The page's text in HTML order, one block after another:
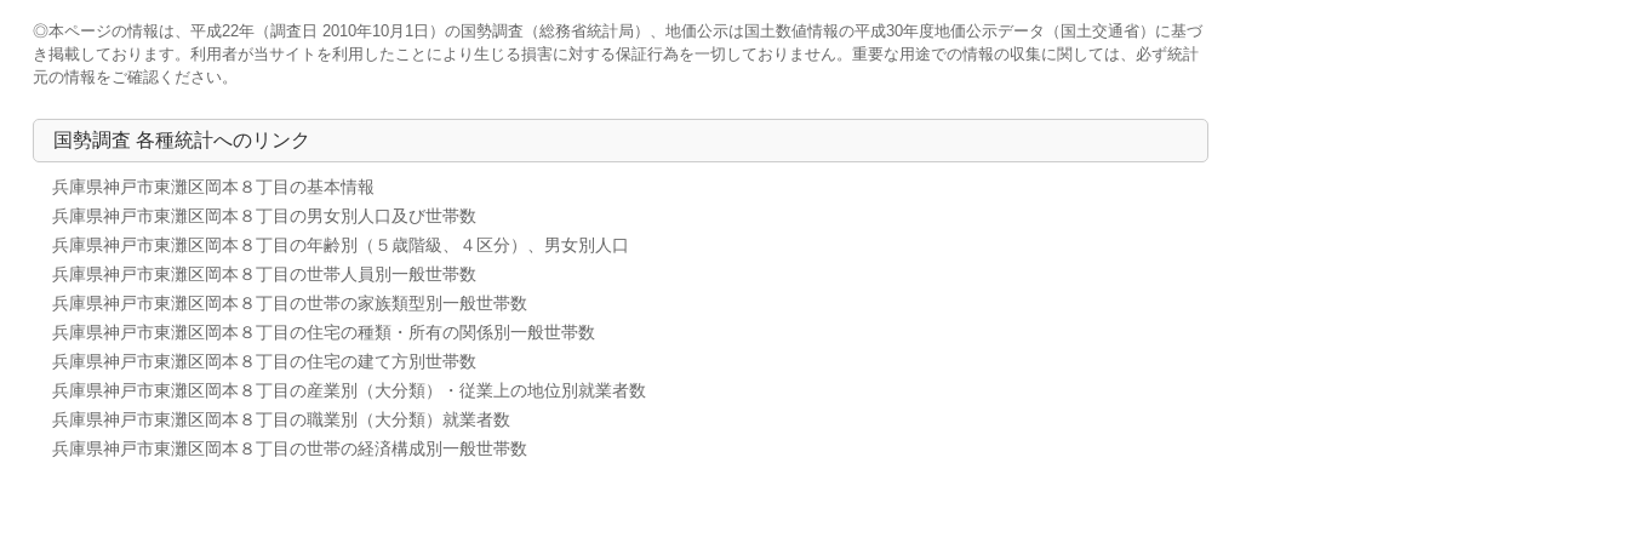
◎本ページの情報は、平成22年（調査日 2010年10月1日）の国勢調査（総務省統計局）、地価公示は国土数値情報の平成30年度地価公示データ（国土交通省）に基づ
き掲載しております。利用者が当サイトを利用したことにより生じる損害に対する保証行為を一切しておりません。重要な用途での情報の収集に関しては、必ず統計
元の情報をご確認ください。
国勢調査 各種統計へのリンク
兵庫県神戸市東灘区岡本８丁目の基本情報
兵庫県神戸市東灘区岡本８丁目の男女別人口及び世帯数
兵庫県神戸市東灘区岡本８丁目の年齢別（５歳階級、４区分）、男女別人口
兵庫県神戸市東灘区岡本８丁目の世帯人員別一般世帯数
兵庫県神戸市東灘区岡本８丁目の世帯の家族類型別一般世帯数
兵庫県神戸市東灘区岡本８丁目の住宅の種類・所有の関係別一般世帯数
兵庫県神戸市東灘区岡本８丁目の住宅の建て方別世帯数
兵庫県神戸市東灘区岡本８丁目の産業別（大分類）・従業上の地位別就業者数
兵庫県神戸市東灘区岡本８丁目の職業別（大分類）就業者数
兵庫県神戸市東灘区岡本８丁目の世帯の経済構成別一般世帯数